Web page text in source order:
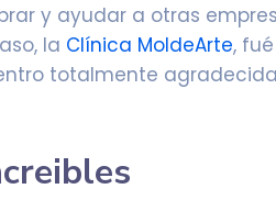
y ayudar a otras
la Clínica MoldeArte,
totalmente